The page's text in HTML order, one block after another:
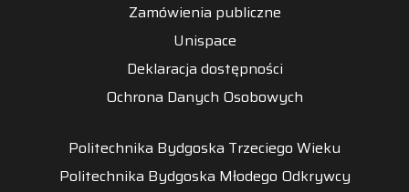
Zamówienia publiczne
Unispace
Deklaracja dostępności
Ochrona Danych Osobowych
Politechnika Bydgoska Trzeciego Wieku
Politechnika Bydgoska Młodego Odkrywcy